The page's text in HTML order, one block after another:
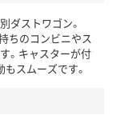
ダストワゴン。
ちのコンビニやス
。キャスターが付
スムーズです。